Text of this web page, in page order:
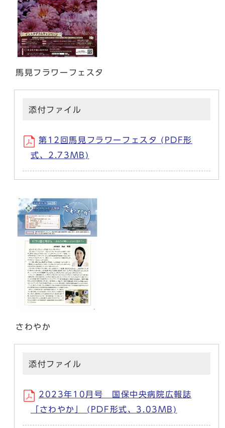
馬見フラワーフェスタ
添付ファイル
第12回馬見フラワーフェスタ (PDF形
式、2.73MB)
さわやか
添付ファイル
2023年10月号 国保中央病院広報誌
「さわやか」 (PDF形式、3.03MB)